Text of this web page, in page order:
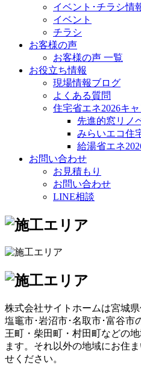
イベント･チラシ情
イベント
チラシ
お客様の声
お客様の声 一覧
お役立ち情報
現場情報ブログ
よくある質問
住宅省エネ2026キ
先進的窓リノ
みらいエコ住
給湯省エネ
お問い合わせ
お見積もり
お問い合わせ
LINE相談
株式会社サイトホームは宮城
塩竈市･岩沼市･名取市･富谷市
王町・柴田町・村田町などの
ます。それ以外の地域にお住
せください。